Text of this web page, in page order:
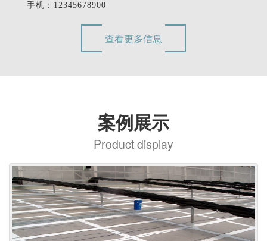
手机：12345678900
查看更多信息
案例展示
Product display